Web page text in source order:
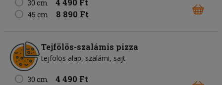
30 cm 4 490 Ft
45 cm 8 890 Ft
Tejfölös-szalámis pizza
tejfölös alap szalámi sajt
30 cm 4 490 Ft